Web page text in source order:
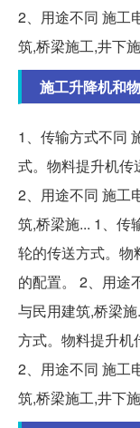
2、用途不同 施工
筑,桥梁施工,井下施
施工升降机和
1、传输方式不同
式。物料提升机传
2、用途不同 施工
筑,桥梁施... 1、传
轮的传送方式。物
的配置。 2、用途
与民用建筑,桥梁
方式。物料提升机
2、用途不同 施工
筑,桥梁施工,井下施